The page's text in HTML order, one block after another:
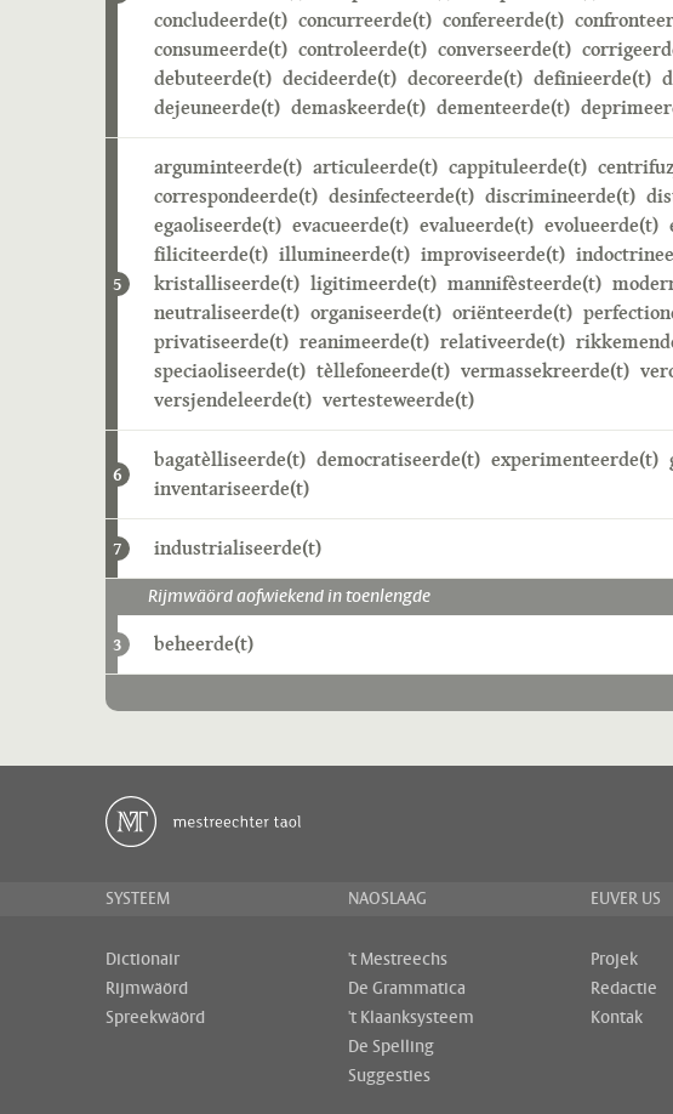
concludeerde(t) concurreerde(t) confereerde(t)
consumeerde(t) controleerde(t) converseerde(t)
debuteerde(t) decideerde(t) decoreerde(t) definieerde(t)
dejeuneerde(t) demaskeerde(t) dementeerde(t)
5
arguminteerde(t) articuleerde(t) cappituleerde(t)
correspondeerde(t) desinfecteerde(t) discrimineerde(t)
egaoliseerde(t) evacueerde(t) evalueerde(t) evolueerde(t)
filiciteerde(t) illumineerde(t) improviseerde(t)
kristalliseerde(t) ligitimeerde(t) mannifèsteerde(t)
neutraliseerde(t) organiseerde(t) oriënteerde(t)
privatiseerde(t) reanimeerde(t) relativeerde(t)
speciaoliseerde(t) tèllefoneerde(t) vermassekreerde(t)
versjendeleerde(t) vertesteweerde(t)
6
bagatèlliseerde(t) democratiseerde(t) experimenteerde(t)
inventariseerde(t)
7 industrialiseerde(t)
Rijmwäörd aofwiekend in toenlengde
3 beheerde(t)
SYSTEEM
Dictionair
Rijmwäörd
Spreekwäörd
NAOSLAAG
't Mestreechs
De Grammatica
't Klaanksysteem
De Spelling
Suggesties
EUVER US
Projek
Redactie
Kontak